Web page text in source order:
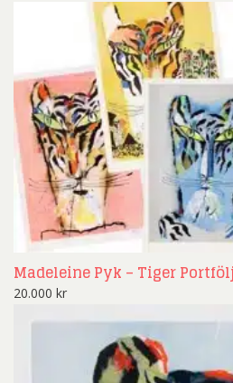
Madeleine Pyk – Tiger
20.000 kr